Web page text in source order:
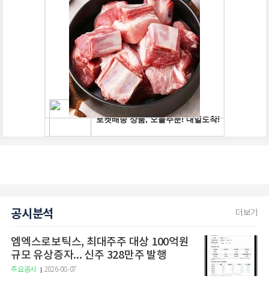
공시분석 더보기
엠엑스로보틱스, 최대주주 대상 100억원
규모 유상증자... 신주 328만주 발행
주요공시 2026-08-07